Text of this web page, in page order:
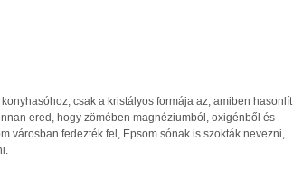
csak a kristályos formája az, amiben hasonlít
ered, hogy zömében magnéziumból, oxigénből és
városban fedezték fel, Epsom sónak is szokták nevezni,